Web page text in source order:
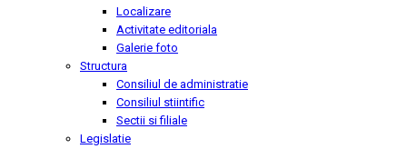
Localizare
Activitate editoriala
Galerie foto
Structura
Consiliul de administratie
Consiliul stiintific
Sectii si filiale
Legislatie